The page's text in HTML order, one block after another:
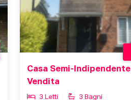
Casa Semi-Indipendente
Vendita
3 Letti 3 Bagni